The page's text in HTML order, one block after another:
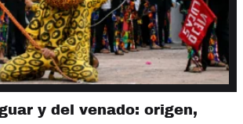
y del venado: origen,